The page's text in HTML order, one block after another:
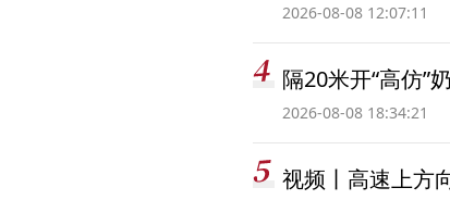
2026-08-08 12:07:11
隔20米开“高仿”
2026-08-08 18:34:21
视频丨高速上方